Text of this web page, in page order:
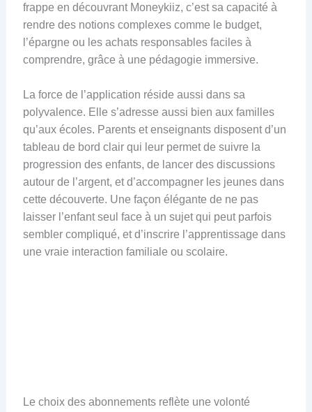
frappe en découvrant Moneykiiz, c’est sa capacité à
rendre des notions complexes comme le budget,
l’épargne ou les achats responsables faciles à
comprendre, grâce à une pédagogie immersive.
La force de l’application réside aussi dans sa
polyvalence. Elle s’adresse aussi bien aux familles
qu’aux écoles. Parents et enseignants disposent d’un
tableau de bord clair qui leur permet de suivre la
progression des enfants, de lancer des discussions
autour de l’argent, et d’accompagner les jeunes dans
cette découverte. Une façon élégante de ne pas
laisser l’enfant seul face à un sujet qui peut parfois
sembler compliqué, et d’inscrire l’apprentissage dans
une vraie interaction familiale ou scolaire.
Le choix des abonnements reflète une volonté